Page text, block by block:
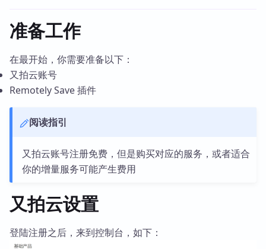
准备工作
在最开始，你需要准备以下：
又拍云账号
Remotely Save 插件
阅读指引
又拍云账号注册免费，但是购买对应的服务，或者适合
你的增量服务可能产生费用
又拍云设置
登陆注册之后，来到控制台，如下：